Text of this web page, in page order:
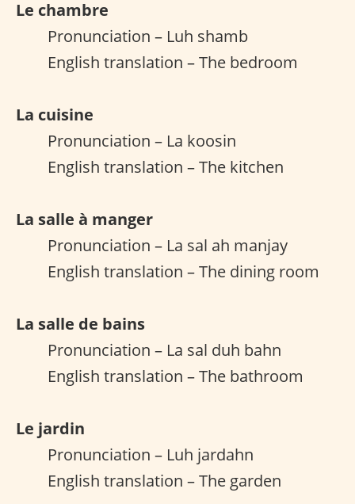
Le chambre
Pronunciation – Luh shamb
English translation – The bedroom
La cuisine
Pronunciation – La koosin
English translation – The kitchen
La salle à manger
Pronunciation – La sal ah manjay
English translation – The dining room
La salle de bains
Pronunciation – La sal duh bahn
English translation – The bathroom
Le jardin
Pronunciation – Luh jardahn
English translation – The garden